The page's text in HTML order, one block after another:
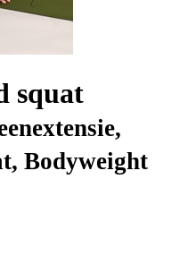
squat
Bodyweight